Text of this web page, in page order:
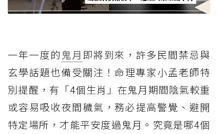
一年一度的鬼月 即將到來，許多民間禁忌與
玄學話題也備受關注！命理專家小孟老師特
別提醒，有「4個生肖」在鬼月期間陰氣較重
或容易吸收夜間穢氣，務必提高警覺、避開
特定場所，才能平安度過鬼月。究竟是哪4個